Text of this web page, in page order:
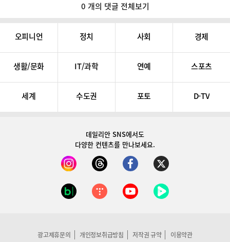
0 개의 댓글 전체보기
오피니언 정치 사회 경제
생활/문화 IT/과학 연예 스포츠
세계 수도권 포토 D-TV
데일리안 SNS에서도
다양한 컨텐츠를 만나보세요.
광고제휴문의 개인정보취급방침 저작권 규약 이용약관